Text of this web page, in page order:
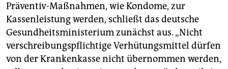
Präventiv-Maßnahmen, wie Kondome, zur
Kassenleistung werden, schließt das deutsche
Gesundheitsministerium zunächst aus. „Nicht
verschreibungspflichtige Verhütungsmittel dürfen
von der Krankenkasse nicht übernommen werden,